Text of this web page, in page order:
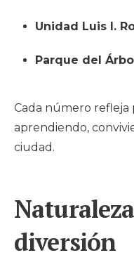
Unidad Luis I.
Parque del
Cada número refleja
aprendiendo,
ciudad.
diversión